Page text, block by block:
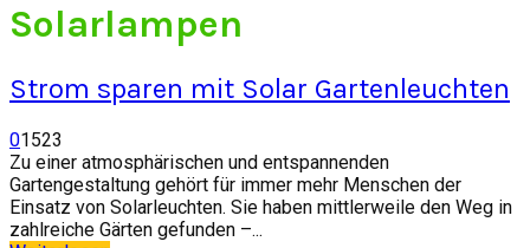
Solarlampen
Strom sparen mit Solar Gartenleuchten
01523
Zu einer atmosphärischen und entspannenden
Gartengestaltung gehört für immer mehr Menschen der
Einsatz von Solarleuchten. Sie haben mittlerweile den Weg in
zahlreiche Gärten gefunden –...